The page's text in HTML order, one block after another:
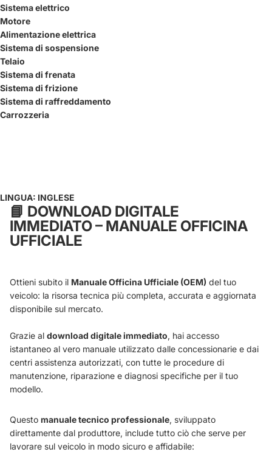
Sistema elettrico
Motore
Alimentazione elettrica
Sistema di sospensione
Telaio
Sistema di frenata
Sistema di frizione
Sistema di raffreddamento
Carrozzeria
LINGUA: INGLESE
📘 DOWNLOAD DIGITALE
IMMEDIATO – MANUALE OFFICINA
UFFICIALE
Ottieni subito il Manuale Officina Ufficiale (OEM) del tuo
veicolo: la risorsa tecnica più completa, accurata e aggiornata
disponibile sul mercato.
Grazie al download digitale immediato, hai accesso
istantaneo al vero manuale utilizzato dalle concessionarie e dai
centri assistenza autorizzati, con tutte le procedure di
manutenzione, riparazione e diagnosi specifiche per il tuo
modello.
Questo manuale tecnico professionale, sviluppato
direttamente dal produttore, include tutto ciò che serve per
lavorare sul veicolo in modo sicuro e affidabile: